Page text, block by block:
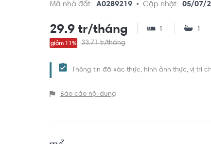
Mã nhà đất: A0289219 Cập nhật: 05/07/
29.9 tr/tháng
giảm 11% 33.71 tr/tháng
1 1
Thông tin đã xác thực, hình ảnh thực, vị trí
Báo cáo nội dung